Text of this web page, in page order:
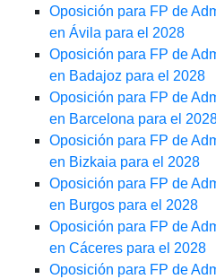
Oposición para FP de
en Ávila para el 2028
Oposición para FP de
en Badajoz para el 2028
Oposición para FP de
en Barcelona para el
Oposición para FP de
en Bizkaia para el 2028
Oposición para FP de
en Burgos para el 2028
Oposición para FP de
en Cáceres para el 2028
Oposición para FP de